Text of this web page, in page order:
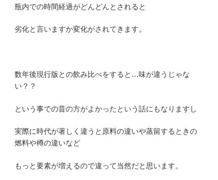
瓶内での時間経過がどんどんとされると
劣化と言いますか変化がされてきます。
数年後現行版との飲み比べをすると…味が違うじゃな
い？？
という事での昔の方がよかったという話にもなりますし
実際に時代が著しく違うと原料の違いや蒸留するときの
燃料や樽の違いなど
もっと要素が増えるので違って当然だと思います。